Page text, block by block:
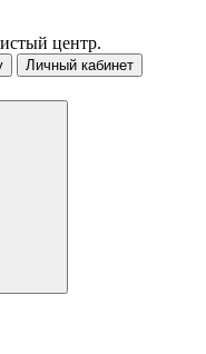
центр.
Личный кабинет